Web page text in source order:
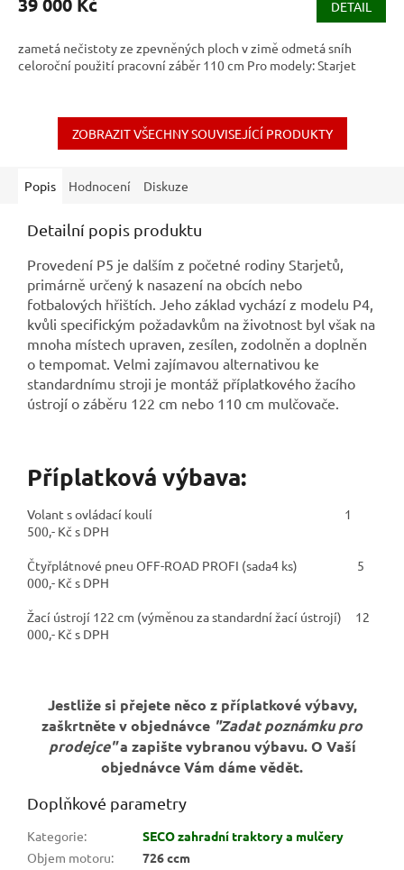
DETAIL
zametá nečistoty ze zpevněných ploch v zimě odmetá sníh
celoroční použití pracovní záběr 110 cm Pro modely: Starjet
ZOBRAZIT VŠECHNY SOUVISEJÍCÍ PRODUKTY
Popis Hodnocení Diskuze
Detailní popis produktu
Provedení P5 je dalším z početné rodiny Starjetů,
primárně určený k nasazení na obcích nebo
fotbalových hřištích. Jeho základ vychází z modelu P4,
kvůli specifickým požadavkům na životnost byl však na
mnoha místech upraven, zesílen, zodolněn a doplněn
o tempomat . Velmi zajímavou alternativou ke
standardnímu stroji je montáž příplatkového žacího
ústrojí o záběru 122 cm nebo 110 cm mulčovače.
Příplatková výbava:
Volant s ovládací koulí 1
500,- Kč s DPH
Čtyřplátnové pneu OFF-ROAD PROFI (sada4 ks) 5
000,- Kč s DPH
Žací ústrojí 122 cm (výměnou za standardní žací ústrojí) 12
000,- Kč s DPH
Jestliže si přejete něco z příplatkové výbavy,
zaškrtněte v objednávce "Zadat poznámku pro
prodejce"a zapište vybranou výbavu. O Vaší
objednávce Vám dáme vědět.
Doplňkové parametry
Kategorie:
SECO zahradní traktory a mulčery
Objem motoru:
726 ccm